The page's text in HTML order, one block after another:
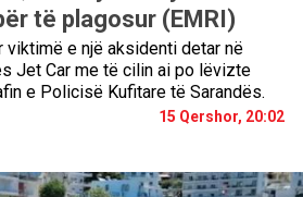
të plagosur (EMRI)
viktimë e një aksidenti detar në
Jet Car me të cilin ai po lëvizte
e Policisë Kufitare të Sarandës.
15 Qershor, 20:02